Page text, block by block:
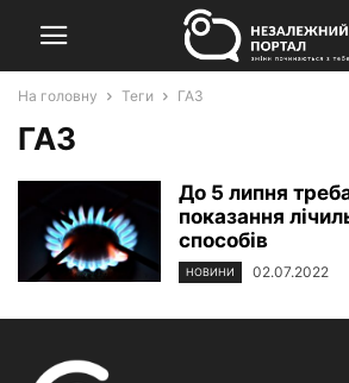
На головну Теги ГАЗ
ГАЗ
До 5 липня
показання
способів
НОВИНИ 02.07.2022